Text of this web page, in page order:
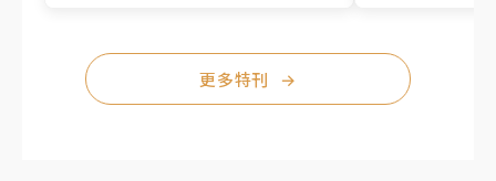
更多特刊 →